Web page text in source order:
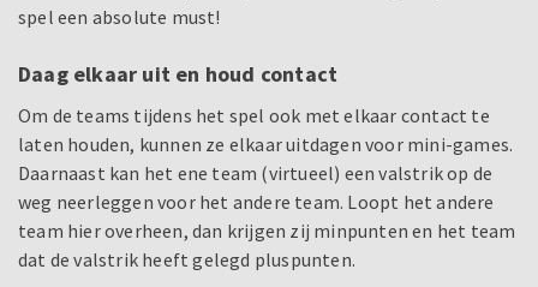
spel een absolute must!
Daag elkaar uit en houd contact
Om de teams tijdens het spel ook met elkaar contact te
laten houden, kunnen ze elkaar uitdagen voor mini-games.
Daarnaast kan het ene team (virtueel) een valstrik op de
weg neerleggen voor het andere team. Loopt het andere
team hier overheen, dan krijgen zij minpunten en het team
dat de valstrik heeft gelegd pluspunten.